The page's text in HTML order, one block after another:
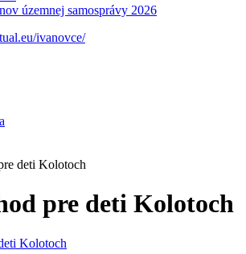
územnej samosprávy 2026
ivanovce/
deti Kolotoch
pre deti Kolotoch